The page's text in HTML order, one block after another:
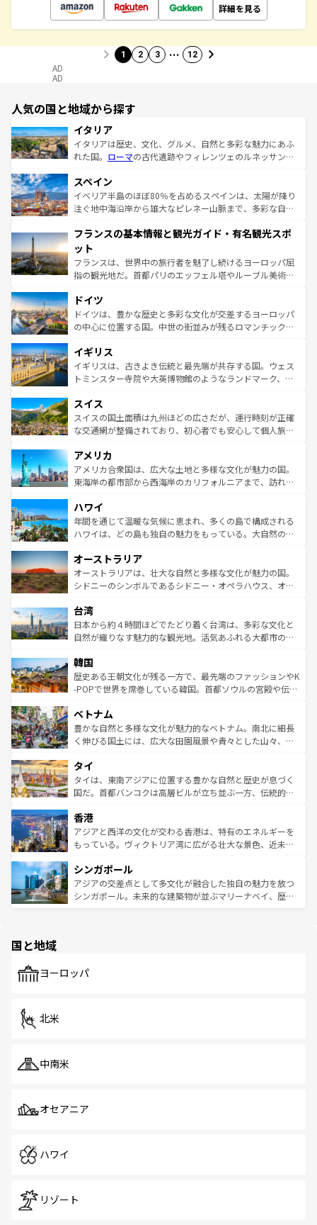
詳細を見る
1 2 3 … 12
AD
AD
人気の国と地域から探す
イタリア
イタリアは歴史、文化、グルメ、自然と多彩な魅力にあふ
れた国。 ローマの古代遺跡やフィレンツェのルネッサンス
ろん、トスカーナの美しい田園風景やアマルフィ海岸の絶
景など、自然景観も見逃せない。観光の合間には、本場の
ピザやパスタなど、絶品のイタリア料理を堪能することも
ませてくれるイタリアで、忘れられない旅をしてみよう！
なお、新着のイタリア情報は
しい。
スペイン
イベリア半島のほぼ80％を占めるスペインは、太陽が降り
注ぐ地中海沿岸から雄大なピレネー山脈まで、多彩な自然
文化が根付くこの国では、情熱的なフラメンコ、熱気あふ
れる闘牛、そして美味しいタパスが生活の一部となってい
る。首都マドリードの洗練された雰囲気や、バルセロナの
アートに溢れた街角から、地方では古代ローマ遺跡や中世
せる。地方によって風土や気候が異なるスペインはその個
性で訪れる人を魅了する。 なお、新着のスペイン情報は コ
ンテンツ一覧を参照してほしい。
フランスの基本情報と観光ガイド・有名観光スポ
ット
フランスは、世界中の旅行者を魅了し続けるヨーロッパ屈
指の観光地だ。首都パリのエッフェル塔やルーブル美術館
で、幅広い魅力が詰まっている。華麗な宮殿、歴史的な大
聖堂、美しいビーチ、そして豊かな自然が、訪れる者を心
から魅了する。また、フランスは美食の国としても知ら
いる。シャンパンの発祥地であるランス、プロヴァンスの
香り高いラベンダー畑など、多彩な楽しみ方が可能だ。さ
らに、パリ以外の地域にも魅力が溢れており、どの街角に
れる地方に足を運ぶとそれぞれで全く異なる文化を体験で
きるだろう。 なお、新着のフランス情報はコンテンツ一覧
を参照してほしい。
ドイツ
ドイツは、豊かな歴史と多彩な文化が交差するヨーロッパ
の中心に位置する国。中世の街並みが残るロマンチック街
顔を持つこの国は、どこを歩いても飽きることがない。ベ
ルリンの文化的活気、バイエルン州のアルプスの絶景、そ
してライン川沿いのワイン畑といった風景は必見。ビール
は、お酒好きな人にはぜひ体験してほしい。 なお、新着の
ドイツ情報はコンテンツ一覧を参照してほしい。
イギリス
イギリスは、古きよき伝統と最先端が共存する国。ウェス
トミンスター寺院や大英博物館のようなランドマーク、歴
リアごとに異なる魅力がある。また、優雅なアフタヌーン
ティー、ビール好きにはたまらない英国パブ、サッカー観
戦など、本場だからこそできる体験も豊富。イギリスを旅
ンツ一覧を参照してほしい。
スイス
スイスの国土面積は九州ほどの広さだが、運行時刻が正確
な交通網が整備されており、初心者でも安心して個人旅行
の建物がそのまま残る町や、スイスならではのユニークな
博物館もあり、アルプス観光だけでなく町歩きも満喫する
ことができる。国民の所得が高いため物価も高いが、旅行
ば市内交通費無料で観光を楽しむこともできる。 なお、新
着のスイス情報はコンテンツ一覧 を参照してほしい。
アメリカ
アメリカ合衆国は、広大な土地と多様な文化が魅力の国。
東海岸の都市部から西海岸のカリフォルニアまで、訪れる
のような巨大都市は、観光、ショッピング、エンターテイ
ンメントが詰まった刺激的なスポットだ。一方、アメリカ
西部には大自然が広がり、グランドキャニオンやイエロー
部のニューオーリンズでは、音楽と美食が融合した独特の
文化が魅力。旅行者はアメリカの各地域で異なる魅力を楽
しみながら、その多様性と豊かな歴史を感じることができ
ならではの贅沢な旅のスタイルだ。 なお、新着のアメリカ
情報はコンテンツ一覧を参照してほしい。
ハワイ
年間を通じて温暖な気候に恵まれ、多くの島で構成される
ハワイは、どの島も独自の魅力をもっている。大自然の神
ワイ島は見逃せない。また、定番の観光地といえばオアフ
島だが、静かな自然を求めるならマウイ島やカウアイ島が
おすすめ。エメラルドグリーンに輝く海をはじめ、豊かな
れるおもてなしの心で訪れる人々を迎えてくれるハワイの
人々、おいしいローカルフードやハワイアンミュージッ
ク、伝統的なフラダンスなど、すべてがハワイの魅力を彩
ワイを、存分に味わってほしい。 なお、新着のハワイ情報
はコンテンツ一覧を参照してほしい。
オーストラリア
オーストラリアは、壮大な自然と多様な文化が魅力の国。
シドニーのシンボルであるシドニー・オペラハウス、オー
リアリーフや大陸中央部にそびえるウルル（エアーズロッ
ク）、タスマニアの美しい原生林やケアンズの熱帯雨林な
ど、見どころがたくさん。また、カフェやワイン、オージ
いる。アクティビティも充実しており、サーフィンやダイ
ビング、ハイキングなど、アウトドア好きにはたまらな
い。オーストラリアの多彩な魅力を存分に味わいつくそ
参照してほしい。
台湾
日本から約４時間ほどでたどり着く台湾は、多彩な文化と
自然が織りなす魅力的な観光地。活気あふれる大都市の台
ン）、静ひつな山岳地帯である台湾東部など、都市の喧騒
と山間の静けさが共存しており、訪れる人に新しい発見と
驚きをもたらしてくれる。また、奥深い台湾の食文化も魅
容にもいいと評判のスイーツなど、バラエティ豊かな料理
が味わえる。 なお、新着の台湾情報は コンテンツ一覧を参
照してほしい。
韓国
歴史ある王朝文化が残る一方で、最先端のファッションやK
-POPで世界を席巻している韓国。首都ソウルの宮殿や伝統
き、地方に足を延ばせば四季折々の自然美を楽しむことが
できる。そして、キムチや焼肉、絶品のストリートフード
まで、さまざまな韓国料理が待っている。夜には、韓国な
リティに包まれながら、韓国の多彩な魅力を心ゆくまで味
わってみてほしい。 なお、新着の韓国情報はコンテンツ一
覧を参照してほしい。
ベトナム
豊かな自然と多様な文化が魅力的なベトナム。南北に細長
く伸びる国土には、広大な田園風景や青々とした山々、世
急速な発展と共に伝統が息づく。ハノイの古い町並みやホ
ーチミン市のフランス統治時代の建物も、独特の雰囲気を
醸し出している。また、バラエティの豊かさとおいしさで
とつ。フォーやバインミー、ベトナムコーヒーなどは、ぜ
ひ現地で味わいたい。どの地域を訪れてもあたたかい人々
が旅行者を迎えてくれるので、きっと忘れられない旅にな
参照してほしい。
タイ
タイは、東南アジアに位置する豊かな自然と歴史が息づく
国だ。首都バンコクは高層ビルが立ち並ぶ一方、伝統的な
の活気が交差している。北部ではチェンマイなどの山岳地
帯で自然と触れ合い、南部ではプーケットやクラビの美し
いビーチでリゾート気分を楽しむことができる。タイ料理
激する。気候は一年中温暖で、どの季節にも異なる楽しみ
が待っている。親しみやすいタイの人々、仏教を中心とし
た文化、そして多様な観光資源が、訪れる旅人を魅了し続
香港
アジアと西洋の文化が交わる香港は、特有のエネルギーを
もっている。ヴィクトリア湾に広がる壮大な景色、近未来
み、どこを訪れても感動するはず。観光スポットが密集し
ており、効率よく見どころを回れるのも魅力。息をのむよ
うな絶景から文化的な体験まで、香港を存分に楽しみ尽く
シンガポール
アジアの交差点として多文化が融合した独自の魅力を放つ
シンガポール。未来的な建築物が並ぶマリーナベイ、歴史
で、ホーカーズは地元の風情を楽しめる外せないスポット
国と地域
ヨーロッパ
北米
中南米
オセアニア
ハワイ
リゾート